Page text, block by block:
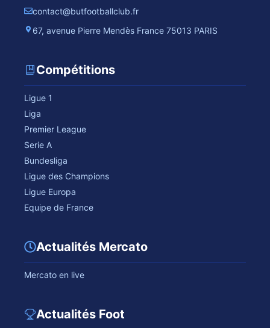
contact@butfootballclub.fr
67, avenue Pierre Mendès France 75013 PARIS
Compétitions
Ligue 1
Liga
Premier League
Serie A
Bundesliga
Ligue des Champions
Ligue Europa
Equipe de France
Actualités Mercato
Mercato en live
Actualités Foot